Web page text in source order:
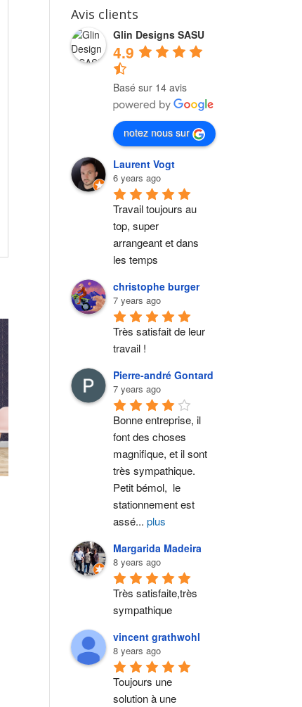
Avis clients
Glin Designs SASU
4.9
Basé sur 14 avis
notez nous sur
Laurent Vogt
6 years ago
Travail toujours au
top, super
arrangeant et dans
les temps
christophe burger
7 years ago
Très satisfait de leur
travail !
Pierre-andré Gontard
7 years ago
Bonne entreprise, il
font des choses
magnifique, et il sont
très sympathique.
Petit bémol,  le
stationnement est
assé...plus
Margarida Madeira
8 years ago
Très satisfaite,très
sympathique
vincent grathwohl
8 years ago
Toujours une
solution à une